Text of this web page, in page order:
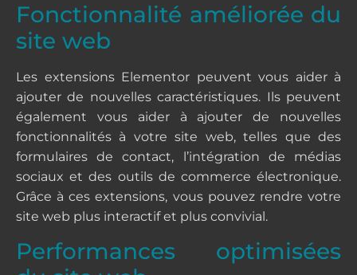
Fonctionnalité améliorée du
site web
Les extensions Elementor peuvent vous aider à
ajouter de nouvelles caractéristiques. Ils peuvent
également vous aider à ajouter de nouvelles
fonctionnalités à votre site web, telles que des
formulaires de contact, l’intégration de médias
sociaux et des outils de commerce électronique.
Grâce à ces extensions, vous pouvez rendre votre
site web plus interactif et plus convivial.
Performances optimisées